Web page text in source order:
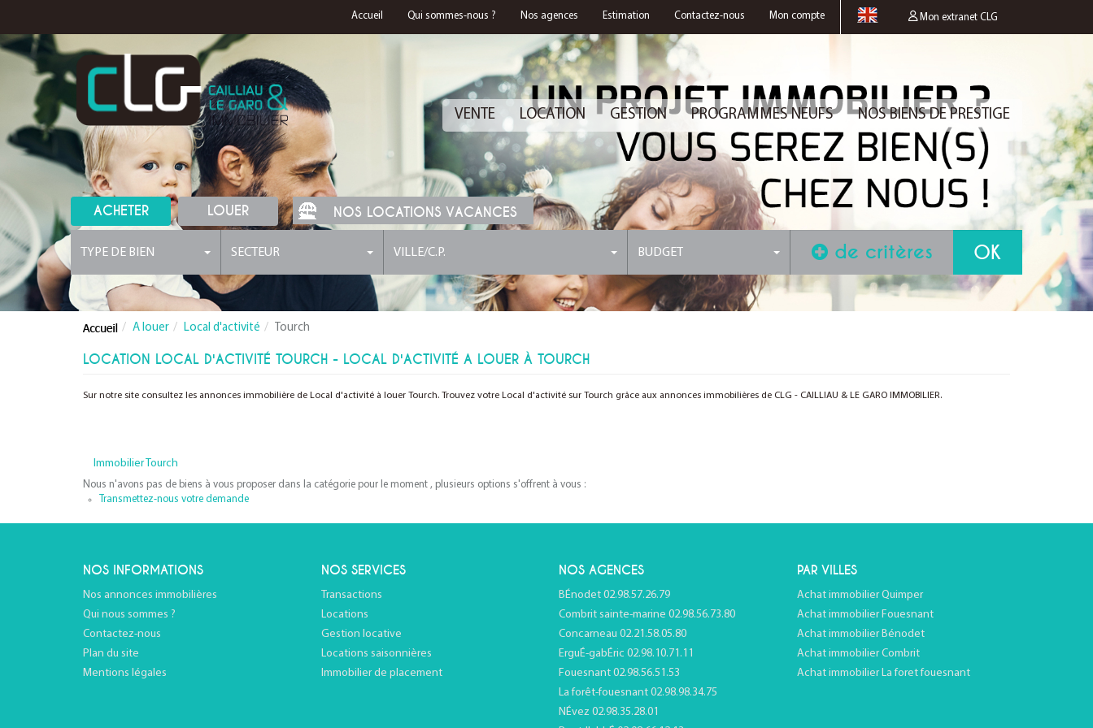
Mon extranet CLG
Accueil Qui sommes-nous ? Nos agences Estimation Contactez-nous Mon compte
VENTE LOCATION GESTION PROGRAMMES NEUFS NOS BIENS DE PRESTIGE
ACHETER LOUER NOS LOCATIONS VACANCES
TYPE DE BIEN SECTEUR VILLE/C.P. BUDGET de critères
A louer Local d'activité Tourch
LOCATION LOCAL D'ACTIVITÉ TOURCH - LOCAL D'ACTIVITÉ A LOUER À TOURCH
Sur notre site consultez les annonces immobilière de Local d'activité à louer Tourch. Trouvez votre Local d'activité sur Tourch grâce aux annonces immobilières de CLG - CAILLIAU & LE GARO IMMOBILIER.
Immobilier Tourch
Nous n'avons pas de biens à vous proposer dans la catégorie pour le moment , plusieurs options s'offrent à vous :
Transmettez-nous votre demande
NOS INFORMATIONS
Nos annonces immobilières
Qui nous sommes ?
Contactez-nous
Plan du site
Mentions légales
NOS SERVICES
Transactions
Locations
Gestion locative
Locations saisonnières
Immobilier de placement
NOS AGENCES
BÉnodet 02.98.57.26.79
Combrit sainte-marine 02.98.56.73.80
Concarneau 02.21.58.05.80
ErguÉ-gabÉric 02.98.10.71.11
Fouesnant 02.98.56.51.53
La forêt-fouesnant 02.98.98.34.75
NÉvez 02.98.35.28.01
PAR VILLES
Achat immobilier Quimper
Achat immobilier Fouesnant
Achat immobilier Bénodet
Achat immobilier Combrit
Achat immobilier La foret fouesnant